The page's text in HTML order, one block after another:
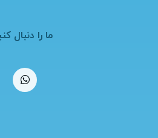
ما را دنبال